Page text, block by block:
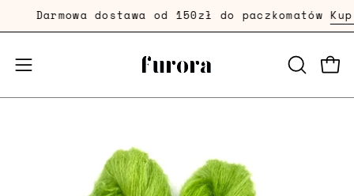
Przejdź
dalej
Darmowa dostawa od 150zł do paczkomatówKup
Przełącznik
menu
OTWÓRZ